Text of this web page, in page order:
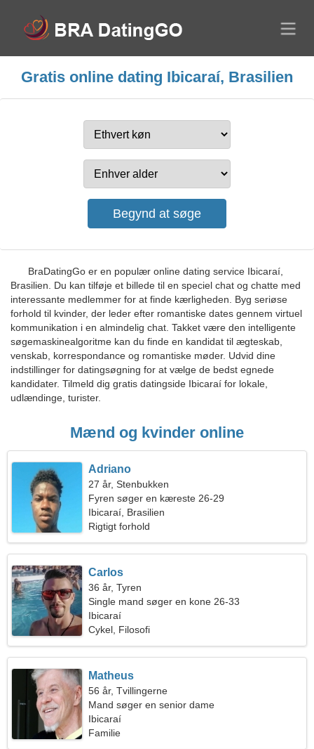
Gratis online dating Ibicaraí, Brasilien
BraDatingGo er en populær online dating service Ibicaraí,
Brasilien. Du kan tilføje et billede til en speciel chat og chatte med
interessante medlemmer for at finde kærligheden. Byg seriøse
forhold til kvinder, der leder efter romantiske dates gennem virtuel
kommunikation i en almindelig chat. Takket være den intelligente
søgemaskinealgoritme kan du finde en kandidat til ægteskab,
venskab, korrespondance og romantiske møder. Udvid dine
indstillinger for datingsøgning for at vælge de bedst egnede
kandidater. Tilmeld dig gratis datingside Ibicaraí for lokale,
udlændinge, turister.
Mænd og kvinder online
Adriano
27 år, Stenbukken
Fyren søger en kæreste 26-29
Ibicaraí, Brasilien
Rigtigt forhold
Carlos
36 år, Tyren
Single mand søger en kone 26-33
Ibicaraí
Cykel, Filosofi
Matheus
56 år, Tvillingerne
Mand søger en senior dame
Ibicaraí
Familie